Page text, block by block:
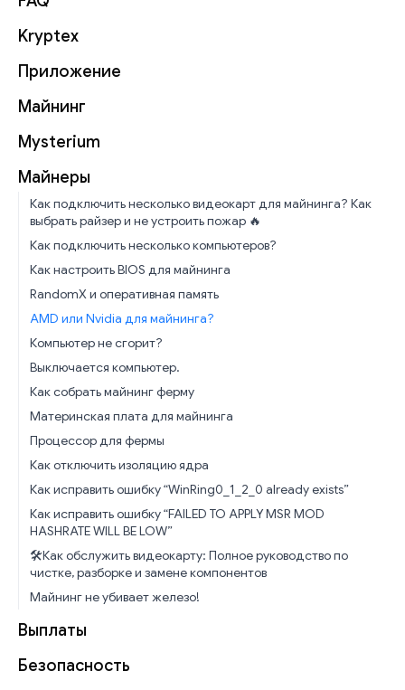
Kryptex
Приложение
Майнинг
Mysterium
Майнеры
Как подключить несколько видеокарт для майнинга? Как
выбрать райзер и не устроить пожар 🔥
Как подключить несколько компьютеров?
Как настроить BIOS для майнинга
RandomX и оперативная память
AMD или Nvidia для майнинга?
Компьютер не сгорит?
Выключается компьютер.
Как собрать майнинг ферму
Материнская плата для майнинга
Процессор для фермы
Как отключить изоляцию ядра
Как исправить ошибку “WinRing0_1_2_0 already exists”
Как исправить ошибку “FAILED TO APPLY MSR MOD
HASHRATE WILL BE LOW”
🛠️Как обслужить видеокарту: Полное руководство по
чистке, разборке и замене компонентов
Майнинг не убивает железо!
Выплаты
Безопасность